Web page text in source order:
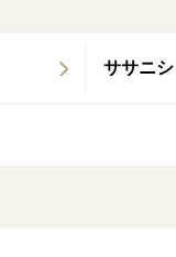
ササニ